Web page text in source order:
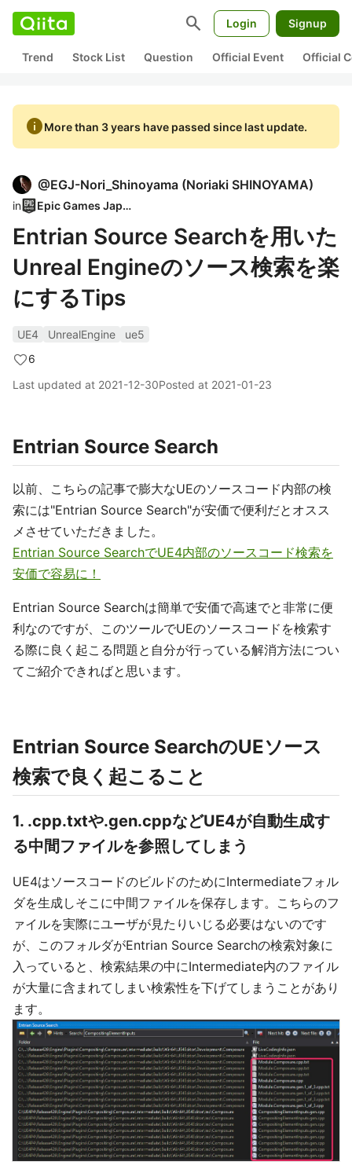
search Login Signup
Trend Stock List Question Official Event Official
infoMore than 3 years have passed since last update.
@EGJ-Nori_Shinoyama (Noriaki SHINOYAMA)
in Epic Games Japan
Entrian Source Searchを用いた
Unreal Engineのソース検索を楽
にするTips
UE4 UnrealEngine
ue5
6
Last updated at 2021-12-30Posted at 2021-01-23
Entrian Source Search
以前、こちらの記事で膨大なUEのソースコード内部の検
索には"Entrian Source Search"が安価で便利だとオスス
メさせていただきました。
Entrian Source SearchでUE4内部のソースコード検索を
安価で容易に！
Entrian Source Searchは簡単で安価で高速でと非常に便
利なのですが、このツールでUEのソースコードを検索す
る際に良く起こる問題と自分が行っている解消方法につい
てご紹介できればと思います。
Entrian Source SearchのUEソース
検索で良く起こること
1. .cpp.txtや.gen.cppなどUE4が自動生成す
る中間ファイルを参照してしまう
UE4はソースコードのビルドのためにIntermediateフォル
ダを生成しそこに中間ファイルを保存します。こちらのフ
ァイルを実際にユーザが見たりいじる必要はないのです
が、このフォルダがEntrian Source Searchの検索対象に
入っていると、検索結果の中にIntermediate内のファイル
が大量に含まれてしまい検索性を下げてしまうことがあり
ます。